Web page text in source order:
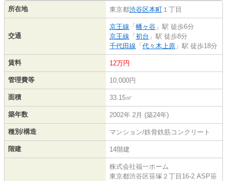
所在地 東京都渋谷区本町 １丁目
交通
京王線 「 幡ヶ谷 」駅 徒歩6分
京王線 「 初台 」駅 徒歩8分
千代田線 「 代々木上原 」駅 徒歩18分
賃料 12万円
管理費等 10,000円
面積 33.15㎡
築年数 2002年 2月 (築24年)
種別/構造 マンション/鉄骨鉄筋コンクリート
階建 14階建
株式会社福一ホーム
東京都渋谷区笹塚２丁目16-2 ASP笹